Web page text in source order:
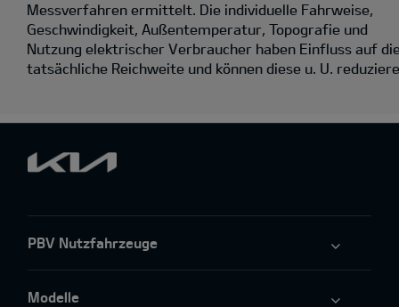
Messverfahren ermittelt. Die individuelle Fahrweise,
Geschwindigkeit, Außentemperatur, Topografie und
Nutzung elektrischer Verbraucher haben Einfluss auf
tatsächliche Reichweite und können diese u. U.
PBV Nutzfahrzeuge
Modelle